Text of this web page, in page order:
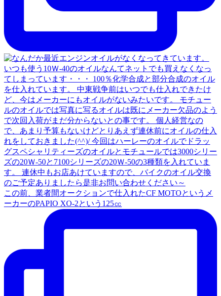
この前、業者間オークションで仕入れたCF MOTOというメ
ーカーのPAPIO XO-2という125㏄